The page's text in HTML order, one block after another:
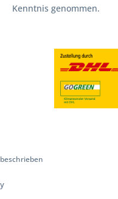
Kenntnis genommen.